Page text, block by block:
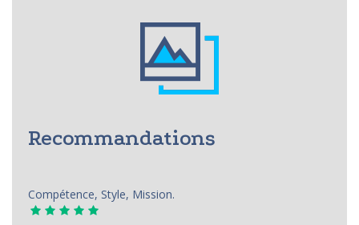
Recommandations
Compétence, Style, Mission.